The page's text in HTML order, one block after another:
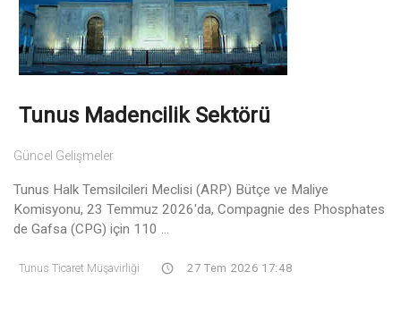
Tunus Madencilik Sektörü
Güncel Gelişmeler
Tunus Halk Temsilcileri Meclisi (ARP) Bütçe ve Maliye
Komisyonu, 23 Temmuz 2026'da, Compagnie des Phosphates
de Gafsa (CPG) için 110 ...
Tunus Ticaret Müşavirliği 27 Tem 2026 17:48